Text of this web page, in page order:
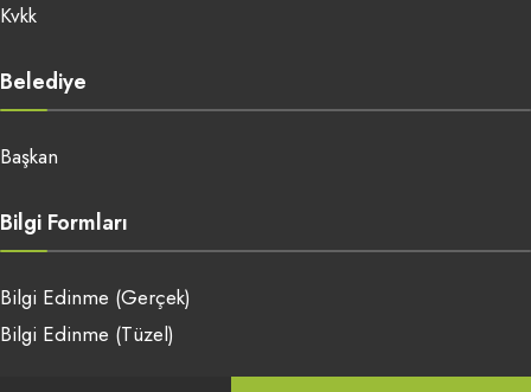
Kvkk
Belediye
Başkan
Bilgi Formları
Bilgi Edinme (Gerçek)
Bilgi Edinme (Tüzel)